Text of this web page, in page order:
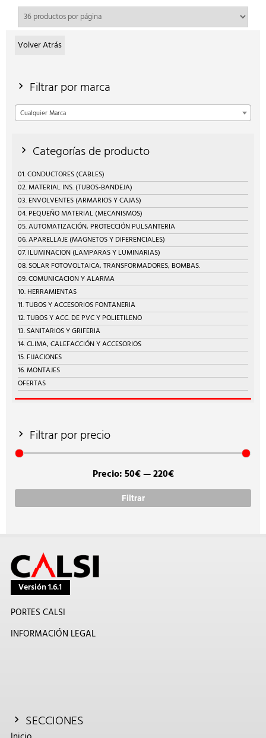
Volver Atrás
Filtrar por marca
Cualquier Marca
Categorías de producto
01. CONDUCTORES (CABLES)
02. MATERIAL INS. (TUBOS-BANDEJA)
03. ENVOLVENTES (ARMARIOS Y CAJAS)
04. PEQUEÑO MATERIAL (MECANISMOS)
05. AUTOMATIZACIÓN, PROTECCIÓN PULSANTERIA
06. APARELLAJE (MAGNETOS Y DIFERENCIALES)
07. ILUMINACION (LAMPARAS Y LUMINARIAS)
08. SOLAR FOTOVOLTAICA, TRANSFORMADORES, BOMBAS.
09. COMUNICACION Y ALARMA
10. HERRAMIENTAS
11. TUBOS Y ACCESORIOS FONTANERIA
12. TUBOS Y ACC. DE PVC Y POLIETILENO
13. SANITARIOS Y GRIFERIA
14. CLIMA, CALEFACCIÓN Y ACCESORIOS
15. FIJACIONES
16. MONTAJES
OFERTAS
Filtrar por precio
Filtrar
Precio:50€—220€
Versión 1.6.1
PORTES CALSI
INFORMACIÓN LEGAL
SECCIONES